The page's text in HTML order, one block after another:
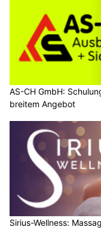
AS-CH GmbH:
breitem Angebot
Sirius-Wellness: